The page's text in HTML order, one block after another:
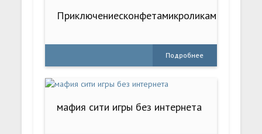
Приключениесконфетамикроликами
Подробнее
мафия сити игры без интернета